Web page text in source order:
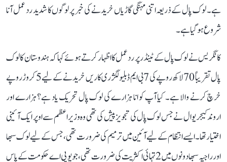
ہے۔ لوک پال کے ذریعہ اتنی مہنگی گاڑیاں خریدنے کی خبر پر لوگوں کا شدید رد عمل آنا
شروع ہو گیا ہے۔
کانگریس نے لوک پال کے ٹینڈر پر ردعمل کا اظہار کرتے ہوئے کہا کہ ہندوستان کا لوک
پال تقریباً 70 لاکھ روپے کی 7 بی ایم ڈبلیو لگژری کاریں خریدنے کے لیے 5 کروڑ روپے
خرچ کرنے والا ہے۔ کیا آپ کو انا ہزارے کی لوک پال تحریک یاد ہے؟ ہزارے اور
اروند کیجریوال نے جس لوک پال کی تجویز پیش کی تھی وہ وزیر اعظم سے اوپر ایک آئینی
اختیار تھا۔ ایسے انتظام کے لیے آئین میں ترمیم کی ضرورت تھی، جس کے لیے لوک سبھا
اور راجیہ سبھا دونوں میں 2 تہائی اکثریت کی ضرورت تھی، جو یو پی اے حکومت کے پاس